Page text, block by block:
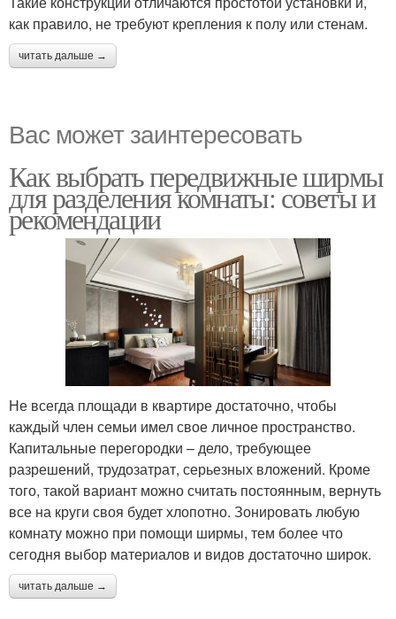
как правило, не требуют крепления к полу или стенам.
читать дальше →
Вас может заинтересовать
Как выбрать передвижные ширмы
для разделения комнаты: советы и
рекомендации
Не всегда площади в квартире достаточно, чтобы
каждый член семьи имел свое личное пространство.
Капитальные перегородки – дело, требующее
разрешений, трудозатрат, серьезных вложений. Кроме
того, такой вариант можно считать постоянным, вернуть
все на круги своя будет хлопотно. Зонировать любую
комнату можно при помощи ширмы, тем более что
сегодня выбор материалов и видов достаточно широк.
читать дальше →